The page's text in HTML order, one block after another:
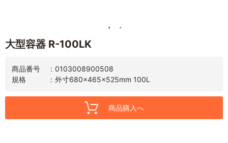
大型容器 R-100LK
商品番号
0103008900508
規格
外寸680×465×525mm 100L
商品購入へ